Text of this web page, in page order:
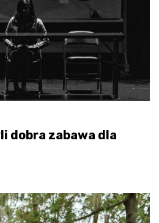
dobra zabawa dla